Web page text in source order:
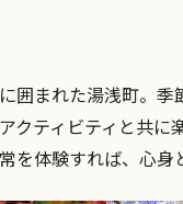
囲まれた湯浅町。
クティビティと共
を体験すれば、心身